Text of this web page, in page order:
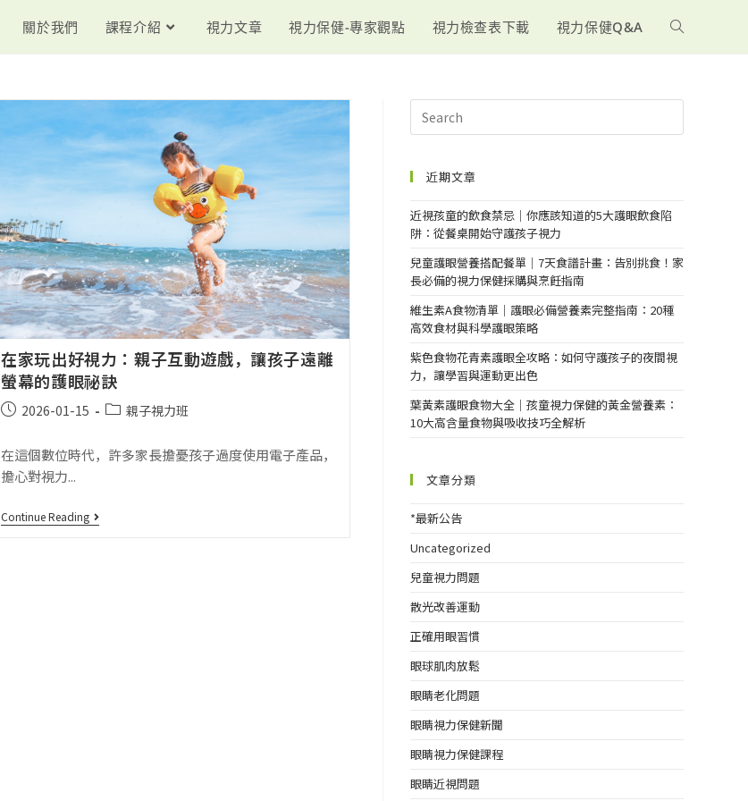
關於我們 課程介紹 視力文章 視力保健-專家觀點 視力檢查表下載 視力保健Q&A
在家玩出好視力：親子互動遊戲，讓孩子遠離
螢幕的護眼祕訣
2026-01-15 親子視力班
在這個數位時代，許多家長擔憂孩子過度使用電子產品，
擔心對視力...
Continue Reading
近期文章
近視孩童的飲食禁忌｜你應該知道的5大護眼飲食陷
阱：從餐桌開始守護孩子視力
兒童護眼營養搭配餐單｜7天食譜計畫：告別挑食！家
長必備的視力保健採購與烹飪指南
維生素A食物清單｜護眼必備營養素完整指南：20種
高效食材與科學護眼策略
紫色食物花青素護眼全攻略：如何守護孩子的夜間視
力，讓學習與運動更出色
葉黃素護眼食物大全｜孩童視力保健的黃金營養素：
10大高含量食物與吸收技巧全解析
文章分類
*最新公告
Uncategorized
兒童視力問題
散光改善運動
正確用眼習慣
眼球肌肉放鬆
眼睛老化問題
眼睛視力保健新聞
眼睛視力保健課程
眼睛近視問題